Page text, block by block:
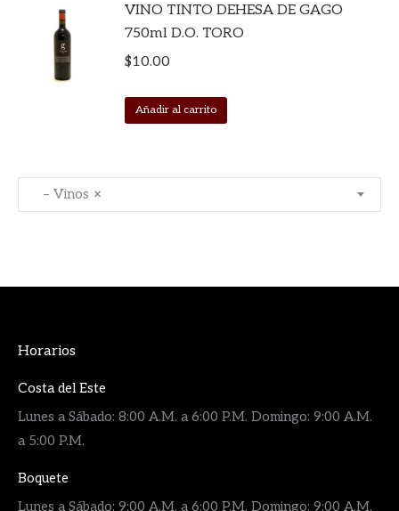
VINO TINTO DEHESA DE GAGO
750ml D.O. TORO
$10.00
Añadir al carrito
×
– Vinos
Horarios
Costa del Este
Lunes a Sábado: 8:00 A.M. a 6:00 P.M. Domingo: 9:00 A.M.
a 5:00 P.M.
Boquete
Lunes a Sábado: 9:00 A.M. a 6:00 P.M. Domingo: 9:00 A.M.